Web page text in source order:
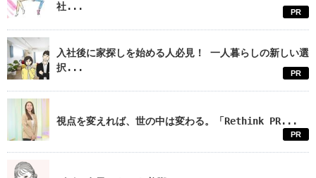
社...
PR
入社後に家探しを始める人必見！ 一人暮らしの新しい選
択...
PR
視点を変えれば、世の中は変わる。「Rethink PR...
PR